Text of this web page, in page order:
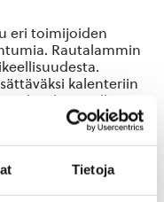
Tietoja
eri toimijoiden
Rautalammin
kalenteriin
takaa löytyvällä